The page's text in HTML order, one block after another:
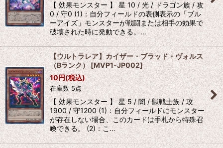
【 効果モンスター 】 星 10 / 光 / ドラゴン族 / 攻
0 / 守0 (1)：自分フィールドの表側表示の「ブル
ーアイズ」モンスターが戦闘または相手の効果で
破壊された時に発動できる。…
【ウルトラレア】カイザー・ブラッド・ヴォルス
（Bランク）[MVP1-JP002]
10円(税込)
在庫数 5点
【 効果モンスター 】 星 5 / 闇 / 獣戦士族 / 攻
1900 / 守1200 (1)：自分フィールドにモンスター
が存在しない場合、このカードは手札から特殊召
喚できる。 (2)：こ…